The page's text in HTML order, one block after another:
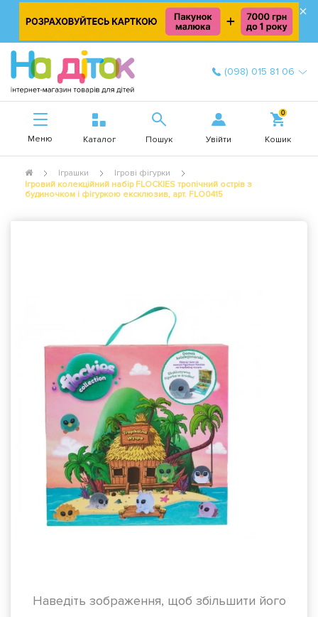
×
(098) 015 81 06
Меню Каталог Пошук Увійти
0
Кошик
Іграшки
Ігрові фігурки
Ігровий колекційний набір FLOCKIES тропічний острів з
будиночком і фігуркою ексклюзив, арт. FLO0415
Наведіть зображення, щоб збільшити його